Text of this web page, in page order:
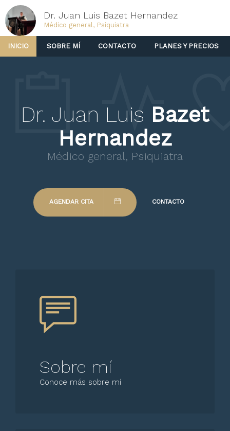
Dr. Juan Luis Bazet Hernandez
Médico general, Psiquiatra
INICIO SOBRE MÍ CONTACTO PLANES Y PRECIOS
Dr. Juan Luis Bazet
Hernandez
Médico general, Psiquiatra
AGENDAR CITA CONTACTO
Sobre mí
Conoce más sobre mí